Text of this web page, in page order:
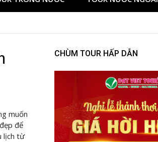
muốn
để
lịch từ
CHÙM TOUR HẤP DẪN